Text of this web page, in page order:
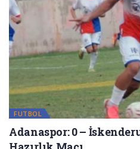
FUTBOL
Adanaspor: 0 –